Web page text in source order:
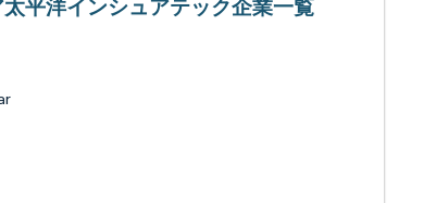
太平洋インシュアテック企業一覧